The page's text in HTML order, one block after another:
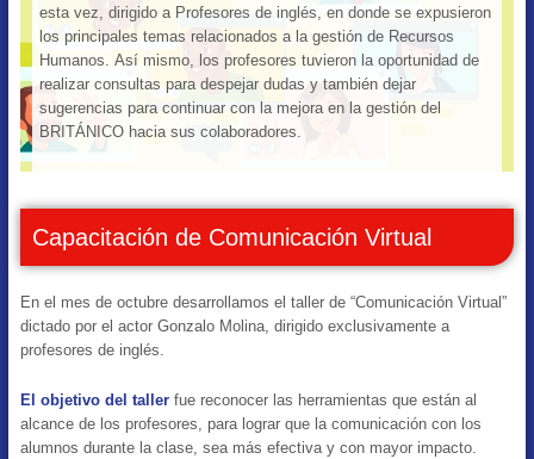
esta vez, dirigido a Profesores de inglés, en donde se expusieron
los principales temas relacionados a la gestión de Recursos
Humanos. Así mismo, los profesores tuvieron la oportunidad de
realizar consultas para despejar dudas y también dejar
sugerencias para continuar con la mejora en la gestión del
BRITÁNICO hacia sus colaboradores.
Capacitación de Comunicación Virtual
En el mes de octubre desarrollamos el taller de “Comunicación Virtual”
dictado por el actor Gonzalo Molina, dirigido exclusivamente a
profesores de inglés.
El objetivo del taller fue reconocer las herramientas que están al
alcance de los profesores, para lograr que la comunicación con los
alumnos durante la clase, sea más efectiva y con mayor impacto.